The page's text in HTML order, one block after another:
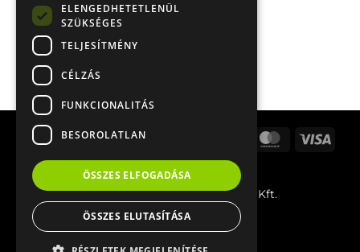
Stripe
Apple
Cash
Delivery
MasterCard
PayPal
© 2026 BFour Innovative Tools Kft.
Magyar
ELENGEDHETETLENÜL
SZÜKSÉGES
TELJESÍTMÉNY
CÉLZÁS
FUNKCIONALITÁS
BESOROLATLAN
ÖSSZES ELFOGADÁSA
ÖSSZES ELUTASÍTÁSA